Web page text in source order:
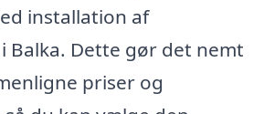
installation af
Dette gør det nemt
priser og